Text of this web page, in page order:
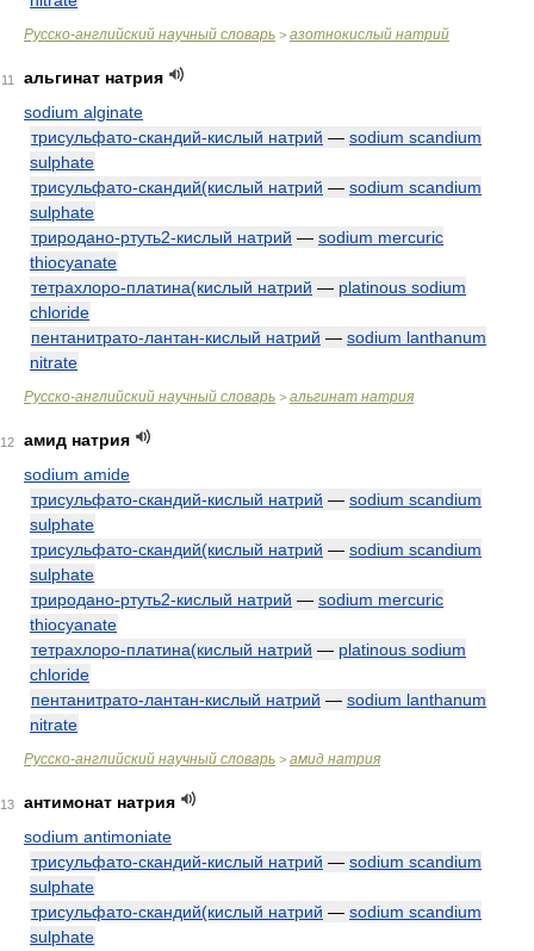
Русско-английский научный словарь > азотнокислый натрий
11
альгинат натрия
sodium alginate
трисульфато-скандий-кислый натрий — sodium scandium
sulphate
трисульфато-скандий(кислый натрий — sodium scandium
sulphate
триродано-ртуть2-кислый натрий — sodium mercuric
thiocyanate
тетрахлоро-платина(кислый натрий — platinous sodium
chloride
пентанитрато-лантан-кислый натрий — sodium lanthanum
nitrate
Русско-английский научный словарь > альгинат натрия
12
амид натрия
sodium amide
трисульфато-скандий-кислый натрий — sodium scandium
sulphate
трисульфато-скандий(кислый натрий — sodium scandium
sulphate
триродано-ртуть2-кислый натрий — sodium mercuric
thiocyanate
тетрахлоро-платина(кислый натрий — platinous sodium
chloride
пентанитрато-лантан-кислый натрий — sodium lanthanum
nitrate
Русско-английский научный словарь > амид натрия
13
антимонат натрия
sodium antimoniate
трисульфато-скандий-кислый натрий — sodium scandium
sulphate
трисульфато-скандий(кислый натрий — sodium scandium
sulphate